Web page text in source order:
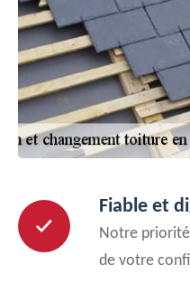
Fiable et
Notre
de votre